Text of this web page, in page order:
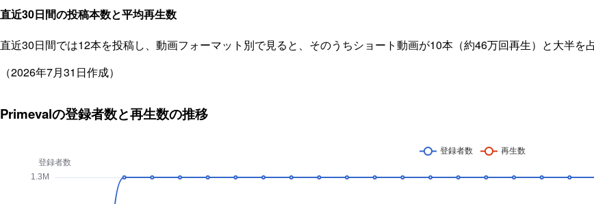
直近30日間の投稿本数と平均再生数
直近30日間では12本を投稿し、動画フォーマット別で見ると、そのうちショート動画が10本（約46万回再生）と大半を
（2026年7月31日作成）
Primevalの登録者数と再生数の推移